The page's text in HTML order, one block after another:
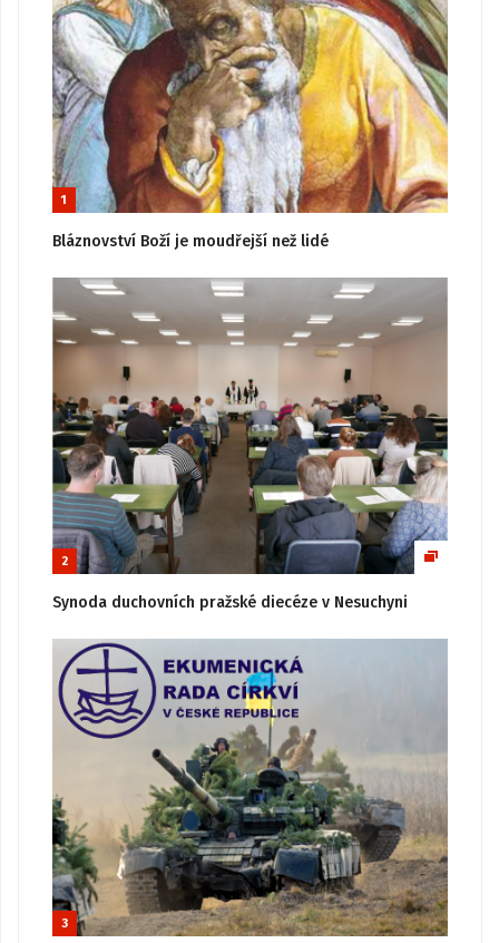
1
Bláznovství Boží je moudřejší než lidé
2
Synoda duchovních pražské diecéze v Nesuchyni
3